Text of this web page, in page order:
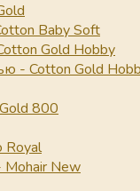
Baby Soft
Gold Hobby
- Cotton Gold
800
Royal
New